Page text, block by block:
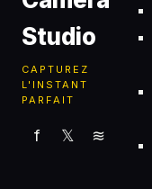
Studio
CAPTUREZ
L'INSTANT
PARFAIT
f 𝕏 ≋